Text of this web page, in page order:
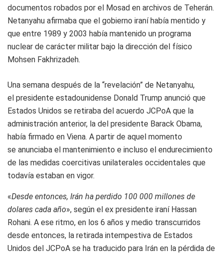
documentos robados por el Mosad en archivos de Teherán.
Netanyahu afirmaba que el gobierno iraní había mentido y
que entre 1989 y 2003 había mantenido un programa
nuclear de carácter militar bajo la dirección del físico
Mohsen Fakhrizadeh.
Una semana después de la “revelación” de Netanyahu,
el presidente estadounidense Donald Trump anunció que
Estados Unidos se retiraba del acuerdo JCPoA que la
administración anterior, la del presidente Barack Obama,
había firmado en Viena. A partir de aquel momento
se anunciaba el mantenimiento e incluso el endurecimiento
de las medidas coercitivas unilaterales occidentales que
todavía estaban en vigor.
«Desde entonces, Irán ha perdido 100 000 millones de
dolares cada año», según el ex presidente iraní Hassan
Rohani. A ese ritmo, en los 6 años y medio transcurridos
desde entonces, la retirada intempestiva de Estados
Unidos del JCPoA se ha traducido para Irán en la pérdida de